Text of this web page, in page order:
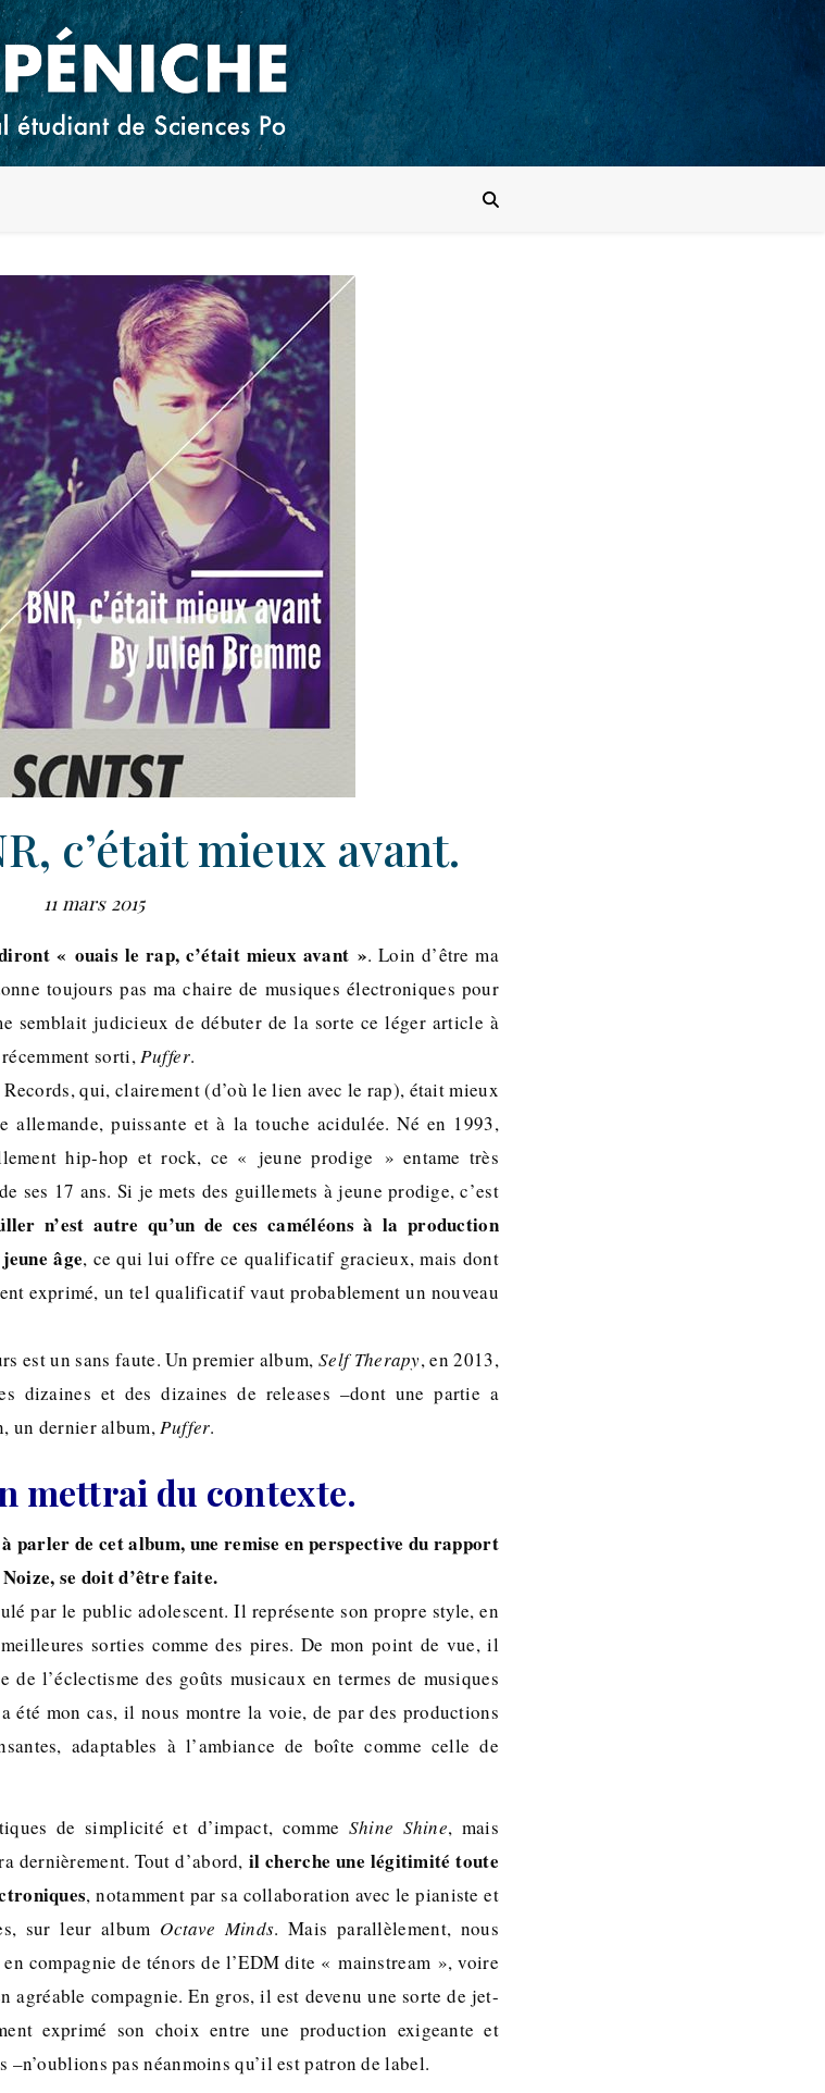
c’était mieux avant.
11 mars 2015
« ouais le rap, c’était mieux avant ». Loin d’être ma
toujours pas ma chaire de musiques électroniques pour
semblait judicieux de débuter de la sorte ce léger article à
récemment sorti,Puffer.
qui, clairement (d’où le lien avec le rap), était mieux
allemande, puissante et à la touche acidulée. Né en 1993,
hip-hop et rock, ce « jeune prodige » entame très
ses 17 ans. Si je mets des guillemets à jeune prodige, c’est
n’est autre qu’un de ces caméléons à la production
âge, ce qui lui offre ce qualificatif gracieux, mais dont
exprimé, un tel qualificatif vaut probablement un nouveau
est un sans faute. Un premier album,Self Therapy, en 2013,
dizaines et des dizaines de releases –dont une partie a
un dernier album,Puffer.
mettrai du contexte.
à parler de cet album, une remise en perspective du rapport
se doit d’être faite.
par le public adolescent. Il représente son propre style, en
sorties comme des pires. De mon point de vue, il
l’éclectisme des goûts musicaux en termes de musiques
été mon cas, il nous montre la voie, de par des productions
adaptables à l’ambiance de boîte comme celle de
de simplicité et d’impact, comme Shine Shine, mais
dernièrement. Tout d’abord, il cherche une légitimité toute
, notamment par sa collaboration avec le pianiste et
sur leur album Octave Minds. Mais parallèlement, nous
compagnie de ténors de l’EDM dite « mainstream », voire
agréable compagnie. En gros, il est devenu une sorte de jet-
exprimé son choix entre une production exigeante et
pas néanmoins qu’il est patron de label.